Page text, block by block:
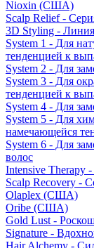
Nioxin (США)
Scalp Relief -
3D Styling -
System 1 - Для
тенденцией к
System 2 - Для
System 3 - Для
тенденцией к
System 4 - Для
System 5 - Для
намечающейся
System 6 - Для
волос
Intensive Therapy
Scalp Recovery -
Olaplex (США)
Oribe (США)
Gold Lust -
Signature -
Hair Alchemy -